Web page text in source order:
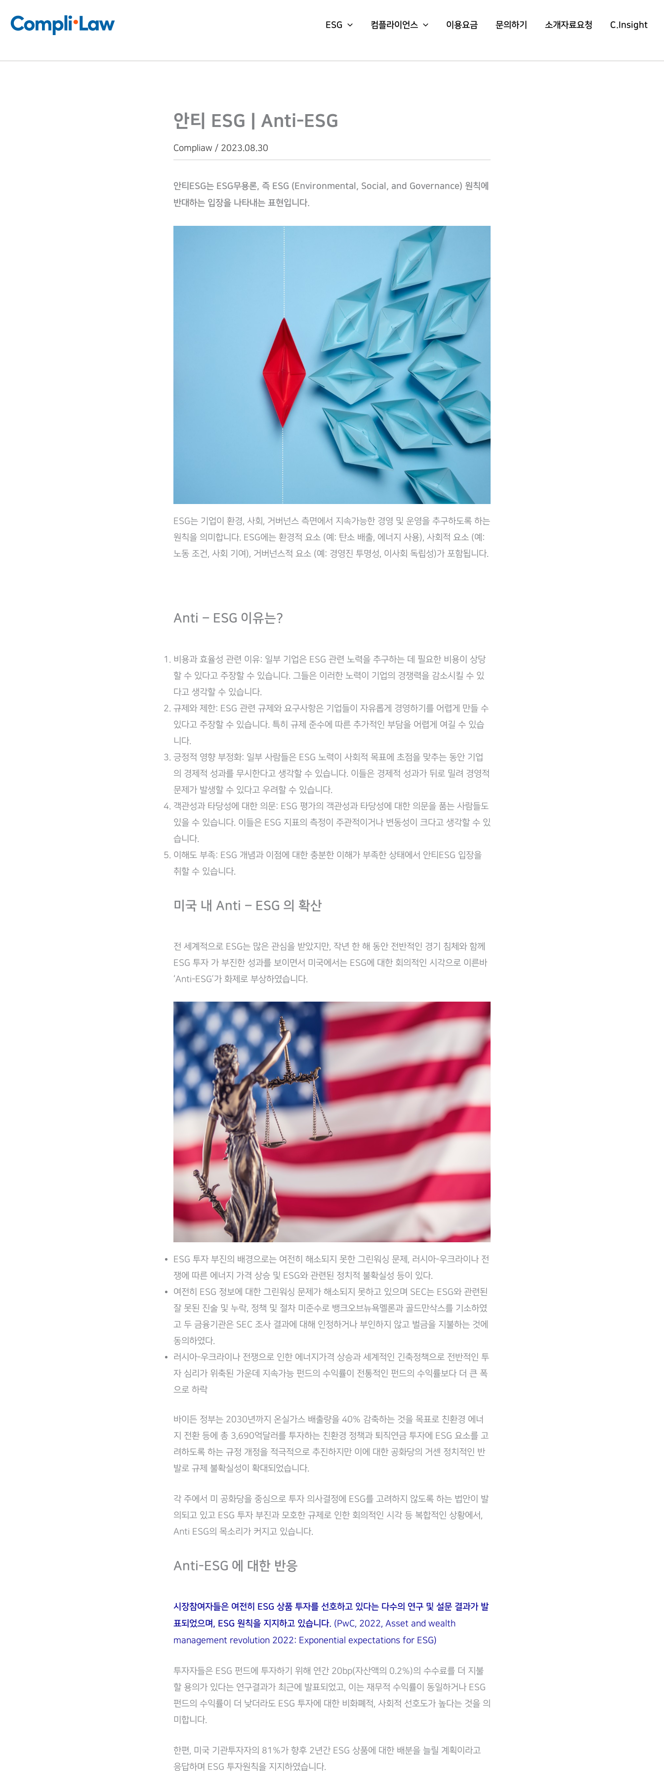
ESG 컴플라이언스 이용요금 문의하기 소개자료요청 C.Insight
안티 ESG | Anti-ESG
Compliaw / 2023.08.30
안티ESG는 ESG무용론, 즉 ESG (Environmental, Social, and Governance) 원칙에
반대하는 입장을 나타내는 표현입니다.
​ESG는 기업이 환경, 사회, 거버넌스 측면에서 지속가능한 경영 및 운영을 추구하도록 하는
원칙을 의미합니다. ESG에는 환경적 요소 (예: 탄소 배출, 에너지 사용), 사회적 요소 (예:
노동 조건, 사회 기여), 거버넌스적 요소 (예: 경영진 투명성, 이사회 독립성)가 포함됩니다.
Anti – ESG 이유는?
비용과 효율성 관련 이유: 일부 기업은 ESG 관련 노력을 추구하는 데 필요한 비용이 상당
할 수 있다고 주장할 수 있습니다. 그들은 이러한 노력이 기업의 경쟁력을 감소시킬 수 있
다고 생각할 수 있습니다.
규제와 제한: ESG 관련 규제와 요구사항은 기업들이 자유롭게 경영하기를 어렵게 만들 수
있다고 주장할 수 있습니다. 특히 규제 준수에 따른 추가적인 부담을 어렵게 여길 수 있습
니다.
긍정적 영향 부정화: 일부 사람들은 ESG 노력이 사회적 목표에 초점을 맞추는 동안 기업
의 경제적 성과를 무시한다고 생각할 수 있습니다. 이들은 경제적 성과가 뒤로 밀려 경영적
문제가 발생할 수 있다고 우려할 수 있습니다.
객관성과 타당성에 대한 의문: ESG 평가의 객관성과 타당성에 대한 의문을 품는 사람들도
있을 수 있습니다. 이들은 ESG 지표의 측정이 주관적이거나 변동성이 크다고 생각할 수 있
습니다.
이해도 부족: ESG 개념과 이점에 대한 충분한 이해가 부족한 상태에서 안티ESG 입장을
취할 수 있습니다.
미국 내 Anti – ESG 의 확산
전 세계적으로 ESG는 많은 관심을 받았지만, 작년 한 해 동안 전반적인 경기 침체와 함께
ESG 투자 가 부진한 성과를 보이면서 미국에서는 ESG에 대한 회의적인 시각으로 이른바
‘Anti-ESG’가 화제로 부상하였습니다.
ESG 투자 부진의 배경으로는 여전히 해소되지 못한 그린워싱 문제, 러시아-우크라이나 전
쟁에 따른 에너지 가격 상승 및 ESG와 관련된 정치적 불확실성 등이 있다.
여전히 ESG 정보에 대한 그린워싱 문제가 해소되지 못하고 있으며 SEC는 ESG와 관련된
잘 못된 진술 및 누락, 정책 및 절차 미준수로 뱅크오브뉴욕멜론과 골드만삭스를 기소하였
고 두 금융기관은 SEC 조사 결과에 대해 인정하거나 부인하지 않고 벌금을 지불하는 것에
동의하였다.
러시아-우크라이나 전쟁으로 인한 에너지가격 상승과 세계적인 긴축정책으로 전반적인 투
자 심리가 위축된 가운데 지속가능 펀드의 수익률이 전통적인 펀드의 수익률보다 더 큰 폭
으로 하락
​바이든 정부는 2030년까지 온실가스 배출량을 40% 감축하는 것을 목표로 친환경 에너
지 전환 등에 총 3,690억달러를 투자하는 친환경 정책과 퇴직연금 투자에 ESG 요소를 고
려하도록 하는 규정 개정을 적극적으로 추진하지만 이에 대한 공화당의 거센 정치적인 반
발로 규제 불확실성이 확대되었습니다.
각 주에서 미 공화당을 중심으로 투자 의사결정에 ESG를 고려하지 않도록 하는 법안이 발
의되고 있고 ESG 투자 부진과 모호한 규제로 인한 회의적인 시각 등 복합적인 상황에서,
Anti ESG의 목소리가 커지고 있습니다.
Anti-ESG 에 대한 반응
시장참여자들은 여전히 ESG 상품 투자를 선호하고 있다는 다수의 연구 및 설문 결과가 발
표되었으며, ESG 원칙을 지지하고 있습니다. (PwC, 2022, Asset and wealth
management revolution 2022: Exponential expectations for ESG)
투자자들은 ESG 펀드에 투자하기 위해 연간 20bp(자산액의 0.2%)의 수수료를 더 지불
할 용의가 있다는 연구결과가 최근에 발표되었고, 이는 재무적 수익률이 동일하거나 ESG
펀드의 수익률이 더 낮더라도 ESG 투자에 대한 비화폐적, 사회적 선호도가 높다는 것을 의
미합니다.
한편, 미국 기관투자자의 81%가 향후 2년간 ESG 상품에 대한 배분을 늘릴 계획이라고
응답하며 ESG 투자원칙을 지지하였습니다.